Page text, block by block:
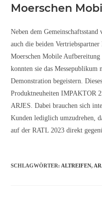
Moerschen
Neben dem
auch die beiden
Moerschen Mobile
konnten sie das
Demonstration begeistern.
Produktneuheiten IMPAKTOR
ARJES. Dabei brauchen sich
Kunden lediglich umzudrehen,
auf der RATL 2023 direkt
SCHLAGWÖRTER: ALTREIFEN,